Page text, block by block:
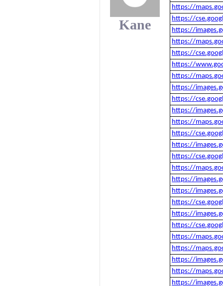
Kane
https://
https://
https://
https://
https://
https://
https://
https://
https://
https://
https://
https://
https://
https://
https://
https://
https://
https://
https://
https://
https://
https://
https://
https://
https://